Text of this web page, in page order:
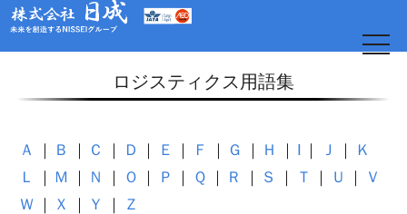
t
o
l
g
ロジスティクス用語集
Ａ Ｂ Ｃ Ｄ Ｅ Ｆ Ｇ Ｈ I Ｊ
Ｋ
Ｌ
Ｍ Ｎ Ｏ Ｐ Ｑ Ｒ Ｓ Ｔ Ｕ
Ｖ
Ｗ
Ｘ Ｙ Ｚ